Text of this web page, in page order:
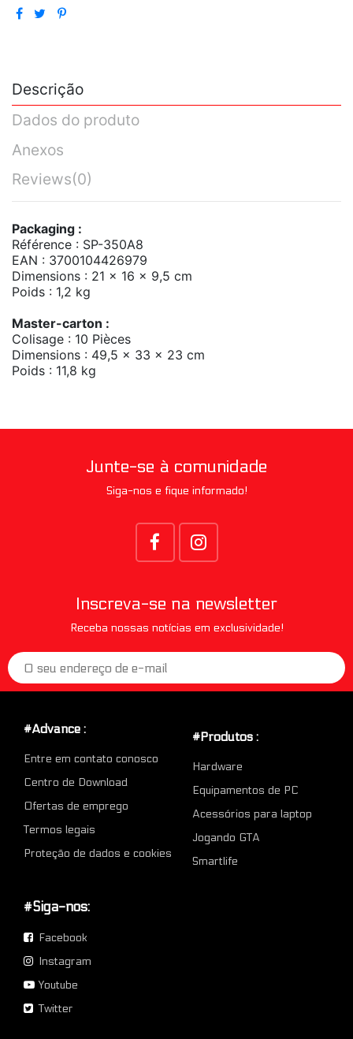
Descrição
Dados do produto
Anexos
Reviews(0)
Packaging :
Référence : SP-350A8
EAN : 3700104426979
Dimensions : 21 x 16 x 9,5 cm
Poids : 1,2 kg
Master-carton :
Colisage : 10 Pièces
Dimensions : 49,5 x 33 x 23 cm
Poids : 11,8 kg
Junte-se à comunidade
Siga-nos e fique informado!
Inscreva-se na newsletter
Receba nossas notícias em exclusividade!
#Advance :
Entre em contato conosco
Centro de Download
Ofertas de emprego
Termos legais
Proteção de dados e cookies
#Produtos :
Hardware
Equipamentos de PC
Acessórios para laptop
Jogando GTA
Smartlife
#Siga-nos:
Facebook
Instagram
Youtube
Twitter